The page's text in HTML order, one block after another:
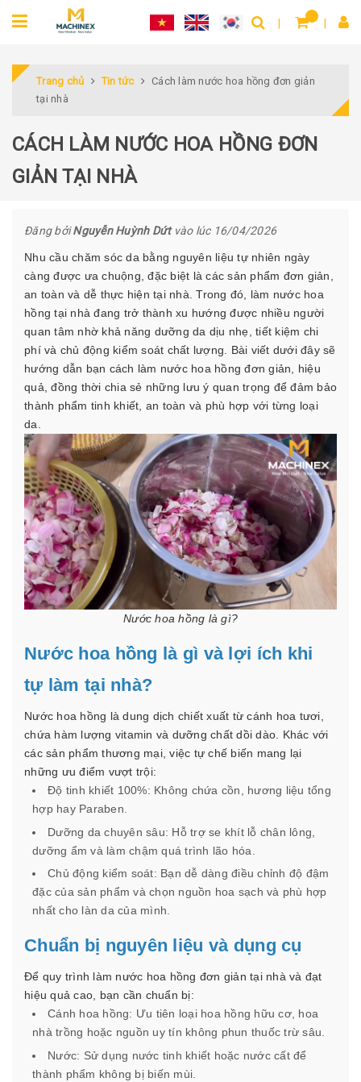
Trang chủ Tin tức
Cách làm nước hoa hồng đơn giản
tại nhà
CÁCH LÀM NƯỚC HOA HỒNG ĐƠN
GIẢN TẠI NHÀ
Đăng bởiNguyễn Huỳnh Dứtvào lúc 16/04/2026
Nhu cầu chăm sóc da bằng nguyên liệu tự nhiên ngày
càng được ưa chuộng, đặc biệt là các sản phẩm đơn giản,
an toàn và dễ thực hiện tại nhà. Trong đó, làm nước hoa
hồng tại nhà đang trở thành xu hướng được nhiều người
quan tâm nhờ khả năng dưỡng da dịu nhẹ, tiết kiệm chi
phí và chủ động kiểm soát chất lượng. Bài viết dưới đây sẽ
hướng dẫn bạn cách làm nước hoa hồng đơn giản, hiệu
quả, đồng thời chia sẻ những lưu ý quan trọng để đảm bảo
thành phẩm tinh khiết, an toàn và phù hợp với từng loại
da.
Nước hoa hồng là gì?
Nước hoa hồng là gì và lợi ích khi
tự làm tại nhà?
Nước hoa hồng là dung dịch chiết xuất từ cánh hoa tươi,
chứa hàm lượng vitamin và dưỡng chất dồi dào. Khác với
các sản phẩm thương mại, việc tự chế biến mang lại
những ưu điểm vượt trội:
Độ tinh khiết 100%: Không chứa cồn, hương liệu tổng
hợp hay Paraben.
Dưỡng da chuyên sâu: Hỗ trợ se khít lỗ chân lông,
dưỡng ẩm và làm chậm quá trình lão hóa.
Chủ động kiểm soát: Bạn dễ dàng điều chỉnh độ đậm
đặc của sản phẩm và chọn nguồn hoa sạch và phù hợp
nhất cho làn da của mình.
Chuẩn bị nguyên liệu và dụng cụ
Để quy trình làm nước hoa hồng đơn giản tại nhà và đạt
hiệu quả cao, bạn cần chuẩn bị:
Cánh hoa hồng: Ưu tiên loại hoa hồng hữu cơ, hoa
nhà trồng hoặc nguồn uy tín không phun thuốc trừ sâu.
Nước: Sử dụng nước tinh khiết hoặc nước cất để
thành phẩm không bị biến mùi.